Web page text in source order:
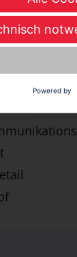
Timing
Powered by